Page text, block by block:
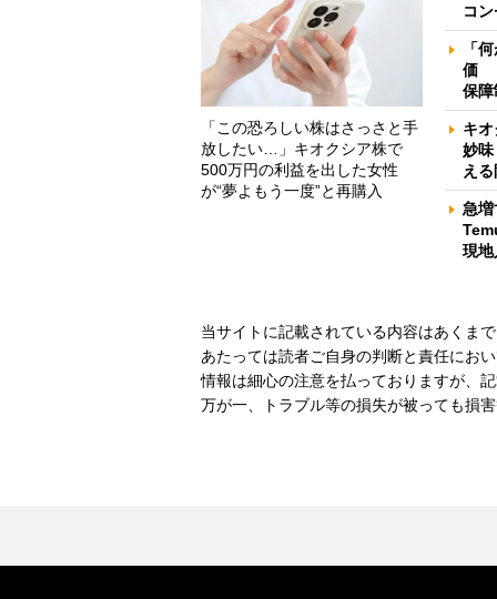
「この恐ろしい株はさっさと手
放したい…」キオクシア株で
500万円の利益を出した女性
が“夢よもう一度”と再購入
コ
「
価
保障
キ
妙
え
急
現地
当サイトに記載されている内容はあくま
あたっては読者ご自身の判断と責任にお
情報は細心の注意を払っておりますが、
万が一、トラブル等の損失が被っても損